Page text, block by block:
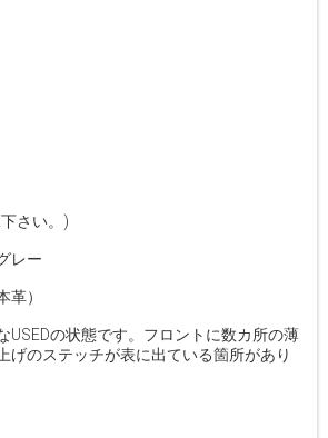
さい。)
レー
革）
USEDの状態です。フロントに数カ所の薄
げのステッチが表に出ている箇所があり